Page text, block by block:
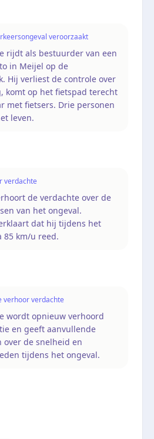
veroorzaakt
rijdt als bestuurder van een
in Meijel op de
Hij verliest de controle over
komt op het fietspad terecht
met fietsers. Drie personen
leven.
verdachte
de verdachte over de
van het ongeval.
dat hij tijdens het
85 km/u reed.
verhoor verdachte
wordt opnieuw verhoord
en geeft aanvullende
over de snelheid en
tijdens het ongeval.